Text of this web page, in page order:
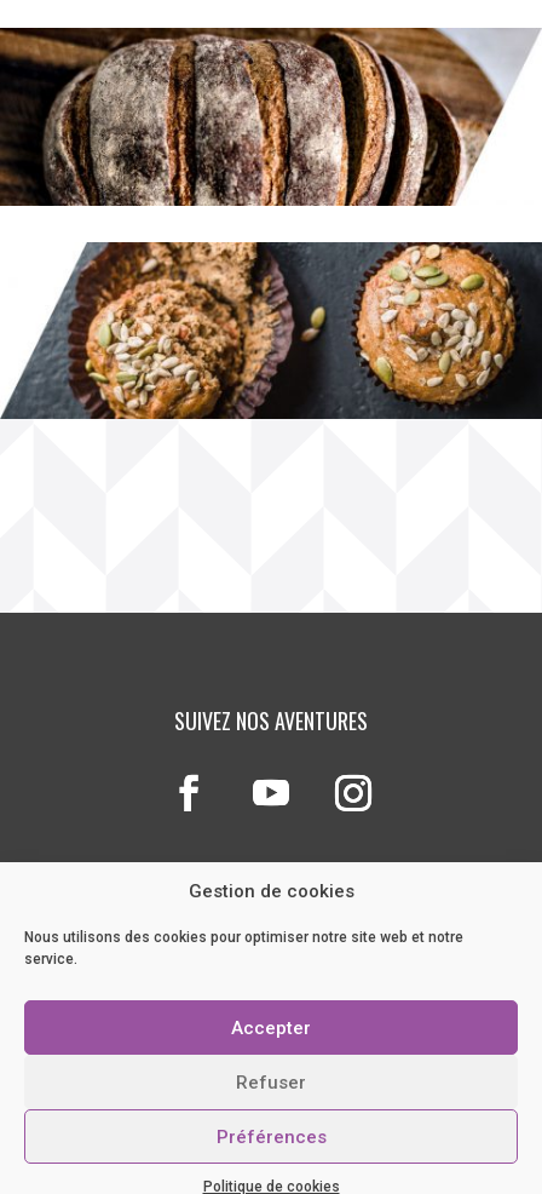
Gestion de cookies
Nous utilisons des cookies pour optimiser notre site web et notre
service.
Accepter
Refuser
Préférences
Politique de cookies
SUIVEZ NOS AVENTURES
NOTRE BLOG
POLITIQUE DE COOKIES
CRÉATION ORIGINALEMOOXY.CO
PRUSSIK